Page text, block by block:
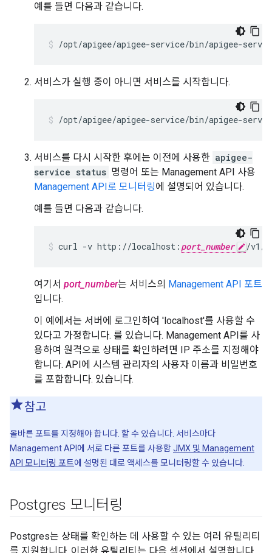
예를 들면 다음과 같습니다.
/opt/apigee/apigee-service/bin/apigee-
서비스가 실행 중이 아니면 서비스를 시작합니다.
/opt/apigee/apigee-service/bin/apigee-
서비스를 다시 시작한 후에는 이전에 사용한 apigee-
service status 명령어 또는 Management API 사용
Management API로 모니터링에 설명되어 있습니다.
예를 들면 다음과 같습니다.
curl -v http://localhost: port_number /v1/
여기서 port_number는 서비스의 Management API 포트
입니다.
이 예에서는 서버에 로그인하여 'localhost'를 사용할 수
있다고 가정합니다. 를 있습니다. Management API를 사
용하여 원격으로 상태를 확인하려면 IP 주소를 지정해야
합니다. API에 시스템 관리자의 사용자 이름과 비밀번호
를 포함합니다. 있습니다.
참고
올바른 포트를 지정해야 합니다. 할 수 있습니다. 서비스마다
Management API에 서로 다른 포트를 사용함 JMX 및 Management
API 모니터링 포트에 설명된 대로 액세스를 모니터링할 수 있습니다.
Postgres 모니터링
Postgres는 상태를 확인하는 데 사용할 수 있는 여러 유틸리티